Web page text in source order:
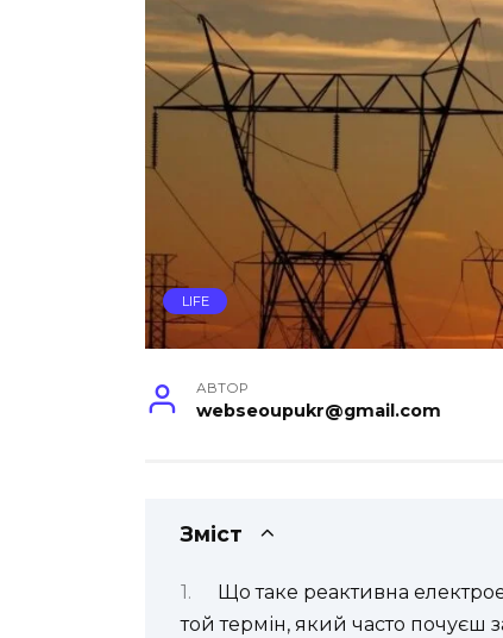
LIFE
АВТОР
webseoupukr@gmail.com
Зміст
Що таке реактивна
той термін, який часто почуєш